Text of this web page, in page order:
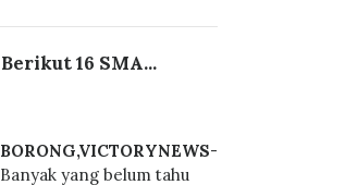
Berikut 16 SMA...
BORONG,VICTORYNEWS-
Banyak yang belum tahu